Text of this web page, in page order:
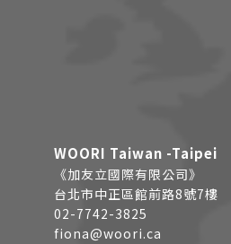
WOORI Taiwan -Taipei
《加友立國際有限公司》
台北市中正區館前路8號7樓
02-7742-3825
fiona@woori.ca